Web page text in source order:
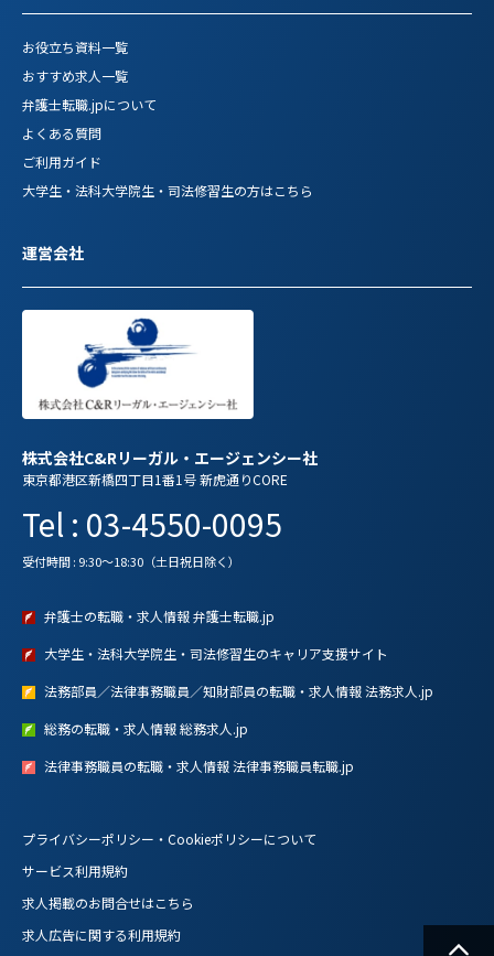
お役立ち資料一覧
おすすめ求人一覧
弁護士転職.jpについて
よくある質問
ご利用ガイド
大学生・法科大学院生・司法修習生の方はこちら
運営会社
株式会社C&Rリーガル・エージェンシー社
東京都港区新橋四丁目1番1号 新虎通りCORE
Tel : 03-4550-0095
受付時間 : 9:30～18:30（土日祝日除く）
弁護士の転職・求人情報 弁護士転職.jp
大学生・法科大学院生・司法修習生のキャリア支援サイト
法務部員／法律事務職員／知財部員の転職・求人情報 法務求人.jp
総務の転職・求人情報 総務求人.jp
法律事務職員の転職・求人情報 法律事務職員転職.jp
プライバシーポリシー・Cookieポリシーについて
サービス利用規約
求人掲載のお問合せはこちら
求人広告に関する利用規約